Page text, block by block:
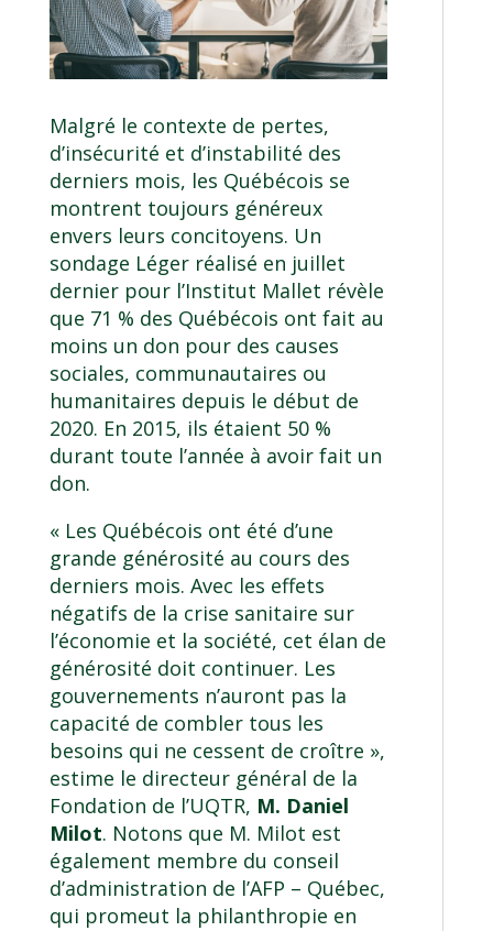
Malgré le contexte de pertes,
d’insécurité et d’instabilité des
derniers mois, les Québécois se
montrent toujours généreux
envers leurs concitoyens. Un
sondage Léger réalisé en juillet
dernier pour l’Institut Mallet révèle
que 71 % des Québécois ont fait au
moins un don pour des causes
sociales, communautaires ou
humanitaires depuis le début de
2020. En 2015, ils étaient 50 %
durant toute l’année à avoir fait un
don.
« Les Québécois ont été d’une
grande générosité au cours des
derniers mois. Avec les effets
négatifs de la crise sanitaire sur
l’économie et la société, cet élan de
générosité doit continuer. Les
gouvernements n’auront pas la
capacité de combler tous les
besoins qui ne cessent de croître »,
estime le directeur général de la
Fondation de l’UQTR, M. Daniel
Milot. Notons que M. Milot est
également membre du conseil
d’administration de l’AFP – Québec,
qui promeut la philanthropie en